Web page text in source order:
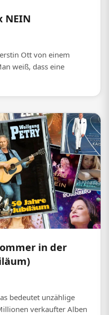
NEIN
Ott von einem
weiß, dass eine
in der
bedeutet unzählige
verkaufter Alben